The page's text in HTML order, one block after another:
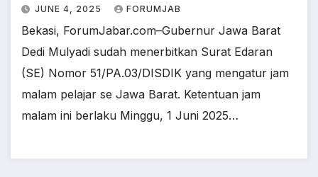
JUNE 4, 2025 FORUMJAB
Bekasi, ForumJabar.com–Gubernur Jawa Barat
Dedi Mulyadi sudah menerbitkan Surat Edaran
(SE) Nomor 51/PA.03/DISDIK yang mengatur jam
malam pelajar se Jawa Barat. Ketentuan jam
malam ini berlaku Minggu, 1 Juni 2025…